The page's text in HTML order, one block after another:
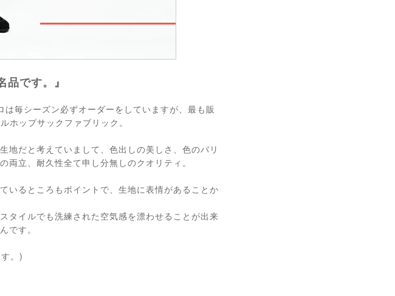
です。』
毎シーズン必ずオーダーをしていますが、最も販
ップサックファブリック。
地だと考えていまして、色出しの美しさ、色のバリ
立、耐久性全て申し分無しのクオリティ。
いるところもポイントで、生地に表情があることか
タイルでも洗練された空気感を漂わせることが出来
です。
。)